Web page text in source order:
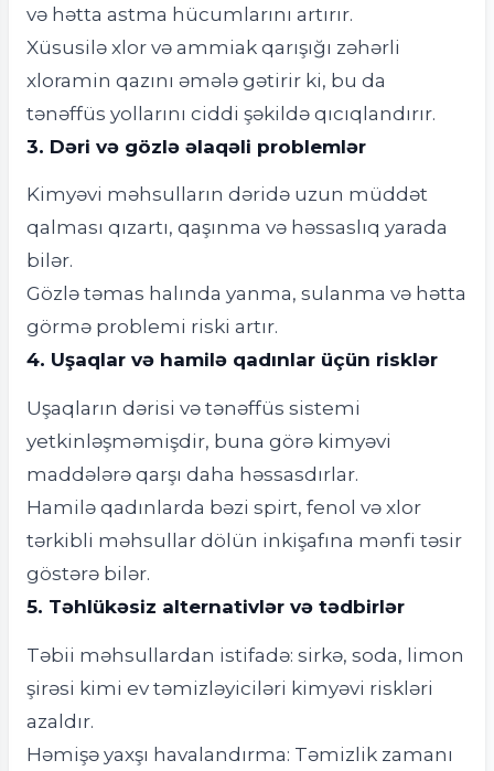
və hətta astma hücumlarını artırır.
Xüsusilə xlor və ammiak qarışığı zəhərli
xloramin qazını əmələ gətirir ki, bu da
tənəffüs yollarını ciddi şəkildə qıcıqlandırır.
3. Dəri və gözlə əlaqəli problemlər
Kimyəvi məhsulların dəridə uzun müddət
qalması qızartı, qaşınma və həssaslıq yarada
bilər.
Gözlə təmas halında yanma, sulanma və hətta
görmə problemi riski artır.
4. Uşaqlar və hamilə qadınlar üçün risklər
Uşaqların dərisi və tənəffüs sistemi
yetkinləşməmişdir, buna görə kimyəvi
maddələrə qarşı daha həssasdırlar.
Hamilə qadınlarda bəzi spirt, fenol və xlor
tərkibli məhsullar dölün inkişafına mənfi təsir
göstərə bilər.
5. Təhlükəsiz alternativlər və tədbirlər
Təbii məhsullardan istifadə: sirkə, soda, limon
şirəsi kimi ev təmizləyiciləri kimyəvi riskləri
azaldır.
Həmişə yaxşı havalandırma: Təmizlik zamanı